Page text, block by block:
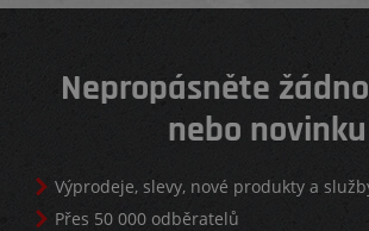
Nepropásněte
nebo novinku
Výprodeje, slevy, nové produkty a
Přes 50 000 odběratelů